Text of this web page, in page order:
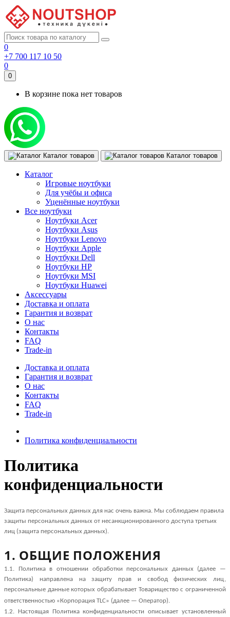
0
+7 700 117 10 50
0
0
В корзине пока нет товаров
Каталог товаров Каталог товаров
Каталог
Игровые ноутбуки
Для учёбы и офиса
Уценённые ноутбуки
Все ноутбуки
Ноутбуки Acer
Ноутбуки Asus
Ноутбуки Lenovo
Ноутбуки Apple
Ноутбуки Dell
Ноутбуки HP
Ноутбуки MSI
Ноутбуки Huawei
Аксессуары
Доставка и оплата
Гарантия и возврат
О нас
Контакты
FAQ
Trade-in
Доставка и оплата
Гарантия и возврат
О нас
Контакты
FAQ
Trade-in
Политика конфиденциальности
Политика
конфиденциальности
Защита персональных данных для нас очень важна. Мы соблюдаем правила
защиты персональных данных от несанкционированного доступа третьих
лиц (защита персональных данных).
1. ОБЩИЕ ПОЛОЖЕНИЯ
1.1. Политика в отношении обработки персональных данных (далее —
Политика) направлена на защиту прав и свобод физических лиц,
персональные данные которых обрабатывает Товарищество с ограниченной
ответственностью «Корпорация TLC» (далее — Оператор).
1.2. Настоящая Политика конфиденциальности описывает установленный